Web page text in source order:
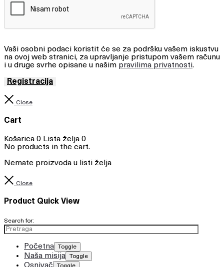
Vaši osobni podaci koristit će se za podršku vašem iskustvu
na ovoj web stranici, za upravljanje pristupom vašem računu
i u druge svrhe opisane u našim pravilima privatnosti.
Registracija
Close
Cart
Košarica 0 Lista želja 0
No products in the cart.
Nemate proizvoda u listi želja
Close
Product Quick View
Search for:
Početna Toggle
Naša misija Toggle
Osnivač